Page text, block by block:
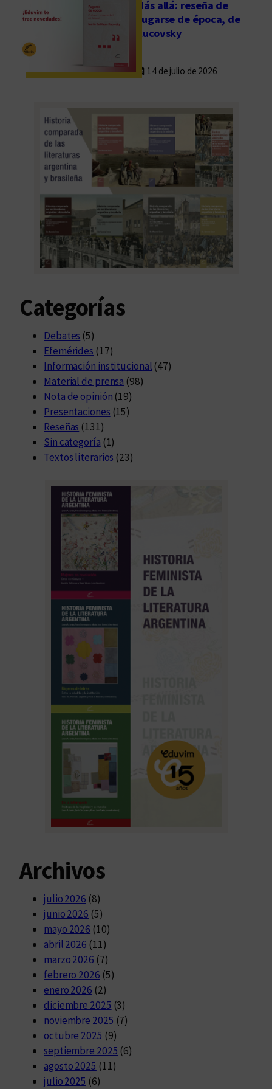
Más allá: reseña de
Fugarse de época, de
Rucovsky
14 de julio de 2026
Categorías
Debates (5)
Efemérides (17)
Información institucional (47)
Material de prensa (98)
Nota de opinión (19)
Presentaciones (15)
Reseñas (131)
Sin categoría (1)
Textos literarios (23)
Archivos
julio 2026 (8)
junio 2026 (5)
mayo 2026 (10)
abril 2026 (11)
marzo 2026 (7)
febrero 2026 (5)
enero 2026 (2)
diciembre 2025 (3)
noviembre 2025 (7)
octubre 2025 (9)
septiembre 2025 (6)
agosto 2025 (11)
julio 2025 (6)